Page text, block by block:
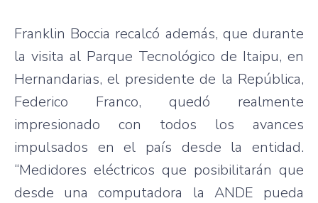
Franklin Boccia recalcó además, que durante
la visita al Parque Tecnológico de Itaipu, en
Hernandarias, el presidente de la República,
Federico Franco, quedó
realmente
impresionado con todos los avances
impulsados en el país desde laentidad.
“Medidores eléctricos que posibilitarán que
desde una computadora la ANDE pueda